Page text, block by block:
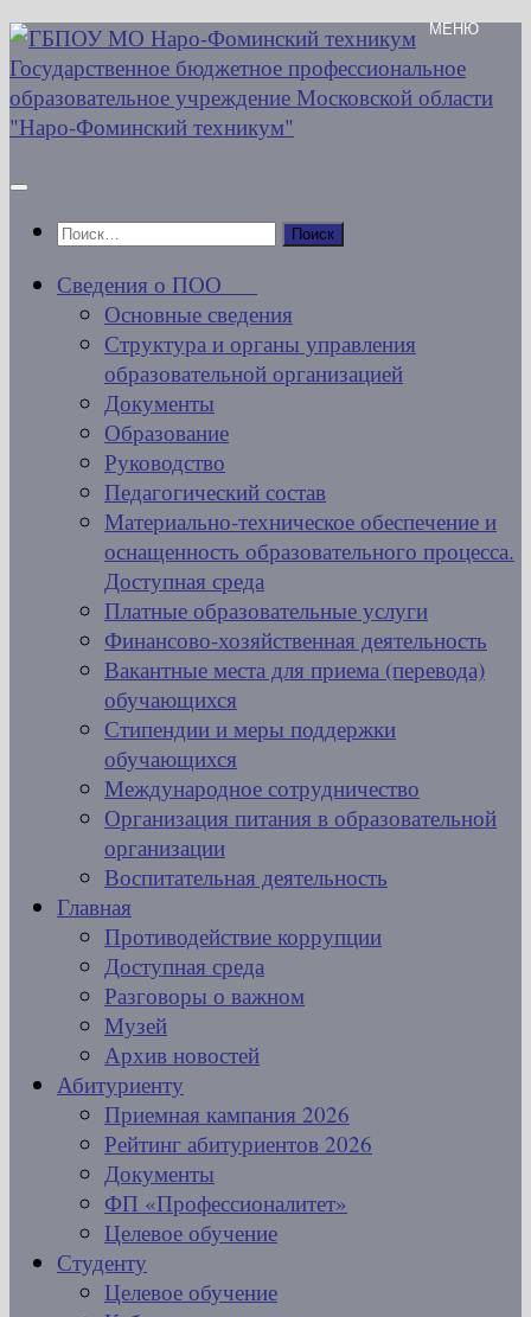
Перейти
к
содержимому
Найти:
Сведения о ПОО
Основные сведения
Структура и органы управления
образовательной организацией
Документы
Образование
Руководство
Педагогический состав
Материально-техническое обеспечение и
оснащенность образовательного процесса.
Доступная среда
Платные образовательные услуги
Финансово-хозяйственная деятельность
Вакантные места для приема (перевода)
обучающихся
Стипендии и меры поддержки
обучающихся
Международное сотрудничество
Организация питания в образовательной
организации
Воспитательная деятельность
Главная
Противодействие коррупции
Доступная среда
Разговоры о важном
Музей
Архив новостей
Абитуриенту
Приемная кампания 2026
Рейтинг абитуриентов 2026
Документы
ФП «Профессионалитет»
Целевое обучение
Студенту
Целевое обучение